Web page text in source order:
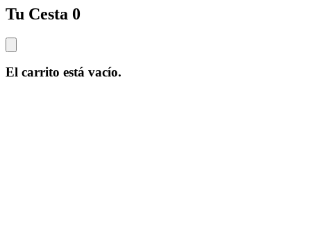
Tu Cesta 0
El carrito está vacío.